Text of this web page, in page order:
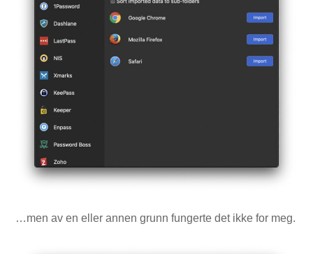
…men av en eller annen grunn fungerte det ikke for meg.